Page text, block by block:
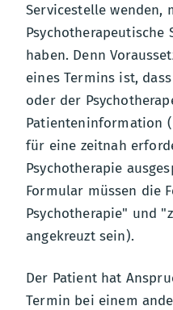
Servicestelle wenden,
Psychotherapeutische
haben. Denn
eines Termins ist,
oder der
Patienteninformation
für eine zeitnah
Psychotherapie
Formular müssen die
Psychotherapie" und
angekreuzt sein).
Der Patient hat
Termin bei einem